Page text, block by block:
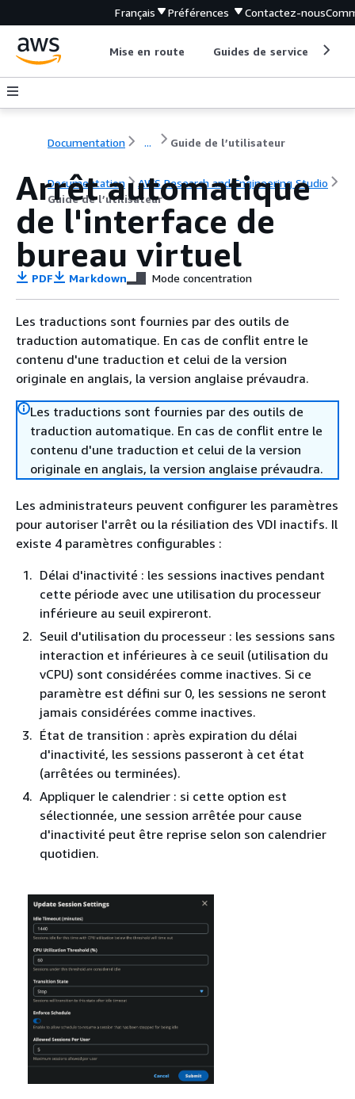
Français Préférences Contactez-nous
Mise en route Guides de service
Documentation ... Guide de l’utilisateur
Documentation
AWS Research and Engineering Studio
Guide de l’utilisateur
Arrêt automatique
de l'interface de
bureau virtuel
PDF Markdown Mode concentration
Les traductions sont fournies par des outils de
traduction automatique. En cas de conflit entre le
contenu d'une traduction et celui de la version
originale en anglais, la version anglaise prévaudra.
Les traductions sont fournies par des outils de
traduction automatique. En cas de conflit entre le
contenu d'une traduction et celui de la version
originale en anglais, la version anglaise prévaudra.
Les administrateurs peuvent configurer les paramètres
pour autoriser l'arrêt ou la résiliation des VDI inactifs. Il
existe 4 paramètres configurables :
Délai d'inactivité : les sessions inactives pendant
cette période avec une utilisation du processeur
inférieure au seuil expireront.
Seuil d'utilisation du processeur : les sessions sans
interaction et inférieures à ce seuil (utilisation du
vCPU) sont considérées comme inactives. Si ce
paramètre est défini sur 0, les sessions ne seront
jamais considérées comme inactives.
État de transition : après expiration du délai
d'inactivité, les sessions passeront à cet état
(arrêtées ou terminées).
Appliquer le calendrier : si cette option est
sélectionnée, une session arrêtée pour cause
d'inactivité peut être reprise selon son calendrier
quotidien.